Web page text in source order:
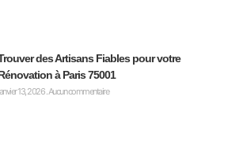
des Artisans Fiables pour votre
à Paris 75001
13, 2026Aucun commentaire